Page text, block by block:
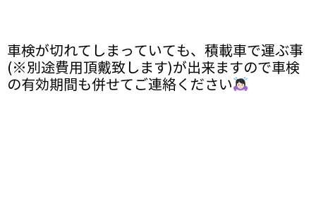
車検が切れてしまっていても、積載車で運ぶ事
(※別途費用頂戴致します)が出来ますので車検
の有効期間も併せてご連絡ください